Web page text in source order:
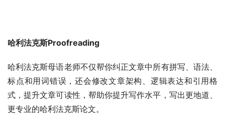
哈利法克斯Proofreading
哈利法克斯母语老师不仅帮你纠正文章中所有拼写、语法、
标点和用词错误，还会修改文章架构、逻辑表达和引用格
式，提升文章可读性，帮助你提升写作水平，写出更地道、
更专业的哈利法克斯论文。